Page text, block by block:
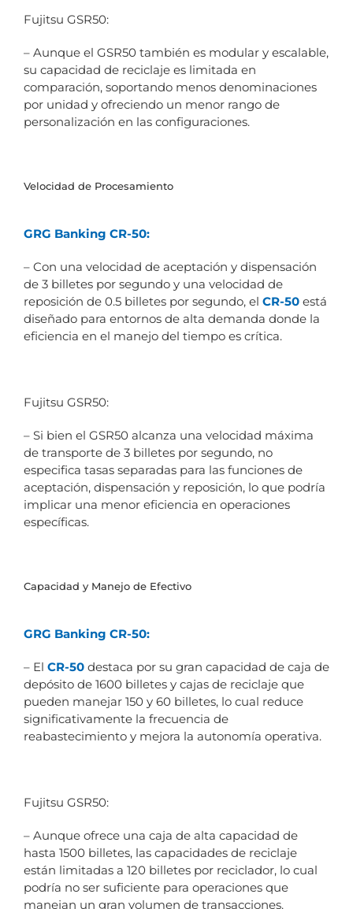
Fujitsu GSR50:
– Aunque el GSR50 también es modular y escalable,
su capacidad de reciclaje es limitada en
comparación, soportando menos denominaciones
por unidad y ofreciendo un menor rango de
personalización en las configuraciones.
Velocidad de Procesamiento
GRG Banking CR-50:
– Con una velocidad de aceptación y dispensación
de 3 billetes por segundo y una velocidad de
reposición de 0.5 billetes por segundo, el CR-50está
diseñado para entornos de alta demanda donde la
eficiencia en el manejo del tiempo es crítica.
Fujitsu GSR50:
– Si bien el GSR50 alcanza una velocidad máxima
de transporte de 3 billetes por segundo, no
especifica tasas separadas para las funciones de
aceptación, dispensación y reposición, lo que podría
implicar una menor eficiencia en operaciones
específicas.
Capacidad y Manejo de Efectivo
GRG Banking CR-50:
– El CR-50destaca por su gran capacidad de caja de
depósito de 1600 billetes y cajas de reciclaje que
pueden manejar 150 y 60 billetes, lo cual reduce
significativamente la frecuencia de
reabastecimiento y mejora la autonomía operativa.
Fujitsu GSR50:
– Aunque ofrece una caja de alta capacidad de
hasta 1500 billetes, las capacidades de reciclaje
están limitadas a 120 billetes por reciclador, lo cual
podría no ser suficiente para operaciones que
manejan un gran volumen de transacciones.